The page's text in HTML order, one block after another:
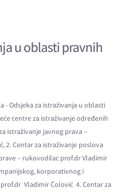
u oblasti pravnih
- Odsjeka za istraživanja u oblasti
centre za istraživanje određenih
istraživanje javnog prava –
2. Centar za istraživanje poslova
– rukovodilac prof.dr Vladimir
korporativnog i
Vladimir Čolović 4. Centar za